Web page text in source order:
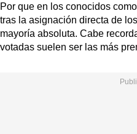
Por que en los conocidos
tras la asignación directa de
mayoría absoluta. Cabe
votadas suelen ser las más